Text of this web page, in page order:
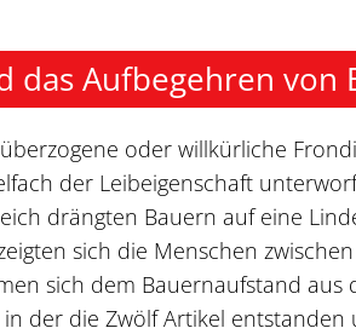
das Aufbegehren von
oder willkürliche
der Leibeigenschaft
drängten Bauern auf eine
sich die Menschen
sich dem Bauernaufstand aus
der die Zwölf Artikel